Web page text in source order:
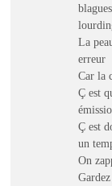
La
erreur
Car la
Ç est
Ç est
un
On